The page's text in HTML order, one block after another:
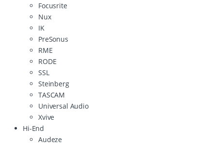
Focusrite
Nux
IK
PreSonus
RME
RODE
SSL
Steinberg
TASCAM
Universal Audio
Xvive
Hi-End
Audeze